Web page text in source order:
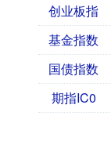
创业板指
基金指数
国债指数
期指IC0